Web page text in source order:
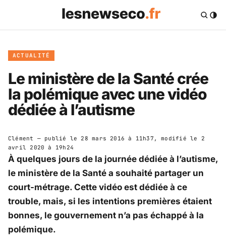
ACTUALITÉ
Le ministère de la Santé crée
la polémique avec une vidéo
dédiée à l’autisme
Clément — publié le 28 mars 2016 à 11h37 , modifié le 2
avril 2020 à 19h24
À quelques jours de la journée dédiée à l’autisme,
le ministère de la Santé a souhaité partager un
court-métrage. Cette vidéo est dédiée à ce
trouble, mais, si les intentions premières étaient
bonnes, le gouvernement n’a pas échappé à la
polémique.